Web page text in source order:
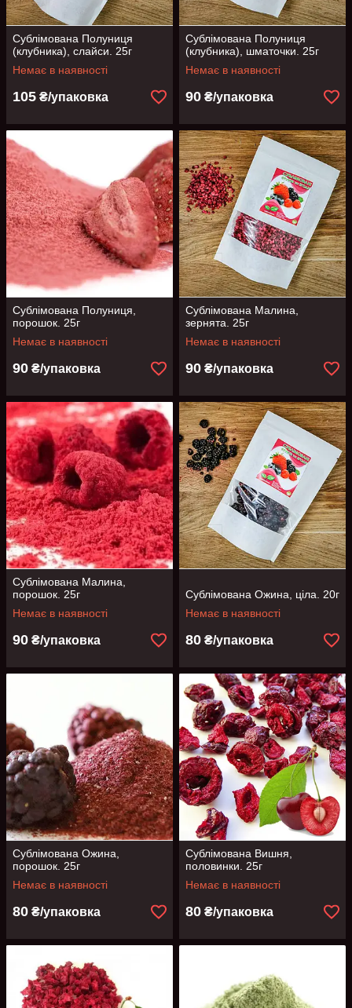
Сублімована Полуниця
(клубника), слайси. 25г
Немає в наявності
105 ₴/упаковка
Сублімована Полуниця
(клубника), шматочки. 25г
Немає в наявності
90 ₴/упаковка
Сублімована Полуниця,
порошок. 25г
Немає в наявності
90 ₴/упаковка
Сублімована Малина,
зернята. 25г
Немає в наявності
90 ₴/упаковка
Сублімована Малина,
порошок. 25г
Немає в наявності
90 ₴/упаковка
Сублімована Ожина, ціла. 20г
Немає в наявності
80 ₴/упаковка
Сублімована Ожина,
порошок. 25г
Немає в наявності
80 ₴/упаковка
Сублімована Вишня,
половинки. 25г
Немає в наявності
80 ₴/упаковка